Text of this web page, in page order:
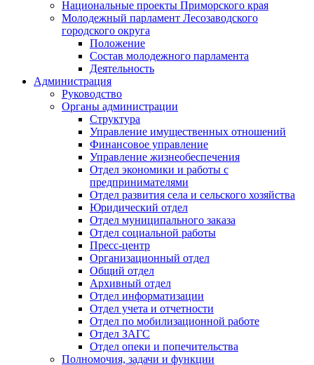
Национальные проекты Приморского края
Молодежный парламент Лесозаводского
городского округа
Положение
Состав молодежного парламента
Деятельность
Администрация
Руководство
Органы администрации
Структура
Управление имущественных отношений
Финансовое управление
Управление жизнеобеспечения
Отдел экономики и работы с
предпринимателями
Отдел развития села и сельского хозяйства
Юридический отдел
Отдел муниципального заказа
Отдел социальной работы
Пресс-центр
Организационный отдел
Общий отдел
Архивный отдел
Отдел информатизации
Отдел учета и отчетности
Отдел по мобилизационной работе
Отдел ЗАГС
Отдел опеки и попечительства
Полномочия, задачи и функции